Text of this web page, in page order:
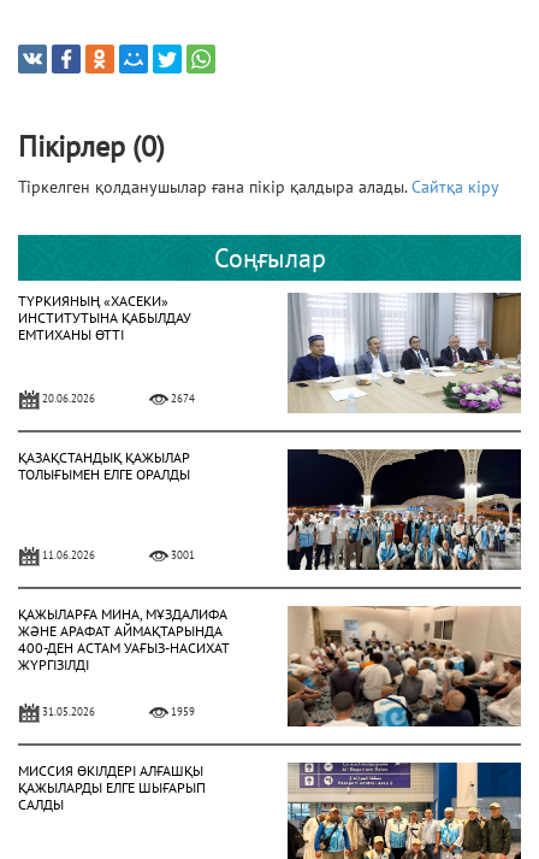
Пікірлер (0)
Тіркелген қолданушылар ғана пікір қалдыра алады.Сайтқа кіру
Соңғылар
ТҮРКИЯНЫҢ «ХАСЕКИ»
ИНСТИТУТЫНА ҚАБЫЛДАУ
ЕМТИХАНЫ ӨТТІ
20.06.2026 2674
ҚАЗАҚСТАНДЫҚ ҚАЖЫЛАР
ТОЛЫҒЫМЕН ЕЛГЕ ОРАЛДЫ
11.06.2026 3001
ҚАЖЫЛАРҒА МИНА, МҰЗДАЛИФА
ЖӘНЕ АРАФАТ АЙМАҚТАРЫНДА
400-ДЕН АСТАМ УАҒЫЗ-НАСИХАТ
ЖҮРГІЗІЛДІ
31.05.2026 1959
МИССИЯ ӨКІЛДЕРІ АЛҒАШҚЫ
ҚАЖЫЛАРДЫ ЕЛГЕ ШЫҒАРЫП
САЛДЫ